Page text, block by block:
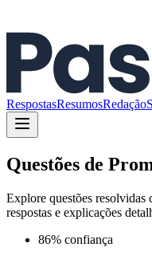
RespostasResumosRedação
Questões de
Explore questões resolvidas
respostas e explicações
86% confiança